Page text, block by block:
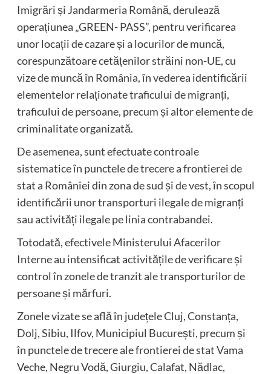
Imigrări și Jandarmeria Română, derulează
operațiunea „GREEN- PASS”, pentru verificarea
unor locații de cazare și a locurilor de muncă,
corespunzătoare cetățenilor străini non-UE, cu
vize de muncă în România, în vederea identificării
elementelor relaționate traficului de migranți,
traficului de persoane, precum și altor elemente de
criminalitate organizată.
De asemenea, sunt efectuate controale
sistematice în punctele de trecere a frontierei de
stat a României din zona de sud și de vest, în scopul
identificării unor transporturi ilegale de migranți
sau activități ilegale pe linia contrabandei.
Totodată, efectivele Ministerului Afacerilor
Interne au intensificat activitățile de verificare și
control în zonele de tranzit ale transporturilor de
persoane și mărfuri.
Zonele vizate se află în județele Cluj, Constanța,
Dolj, Sibiu, Ilfov, Municipiul București, precum și
în punctele de trecere ale frontierei de stat Vama
Veche, Negru Vodă, Giurgiu, Calafat, Nădlac,